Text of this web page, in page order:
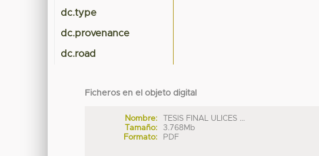
dc.type
dc.provenance
dc.road
Ficheros en el objeto digital
Nombre:
TESIS FINAL ULICES ...
Tamaño:
3.768Mb
Formato:
PDF